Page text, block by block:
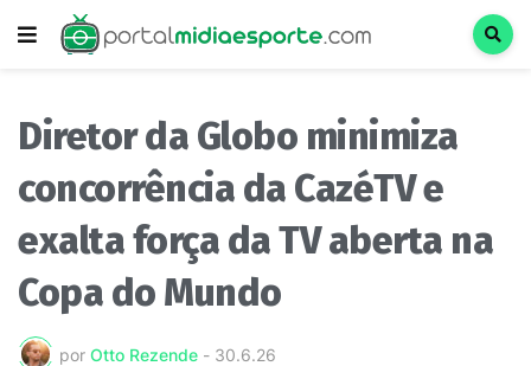
Diretor da Globo minimiza
concorrência da CazéTV e
exalta força da TV aberta na
Copa do Mundo
por Otto Rezende - 30.6.26